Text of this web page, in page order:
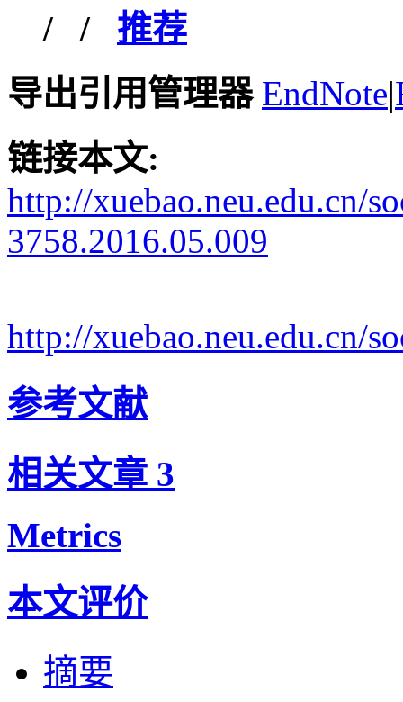
/ / 推荐
导出引用管理器 EndNote|
链接本文:
http://xuebao.neu.edu.cn/
3758.2016.05.009
http://xuebao.neu.edu.cn/
参考文献
相关文章 3
Metrics
本文评价
摘要